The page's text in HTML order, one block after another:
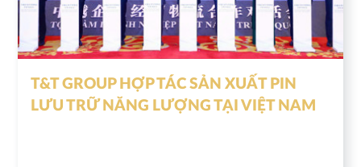
T&T GROUP HỢP TÁC SẢN XUẤT PIN
LƯU TRỮ NĂNG LƯỢNG TẠI VIỆT NAM